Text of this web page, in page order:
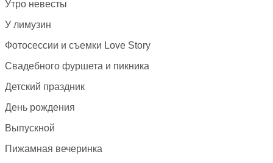
Утро невесты
У лимузин
Фотосессии и съемки Love Story
Свадебного фуршета и пикника
Детский праздник
День рождения
Выпускной
Пижамная вечеринка